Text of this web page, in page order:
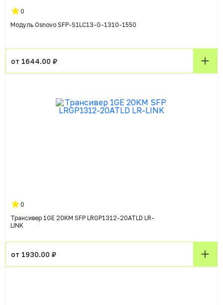
0
Модуль Osnovo SFP-S1LC13-G-1310-1550
от 1644.00 ₽
0
Трансивер 1GE 20KM SFP LRGP1312-20ATLD LR-
LINK
от 1930.00 ₽